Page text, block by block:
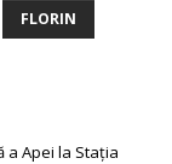
FLORIN
a Apei la Stația